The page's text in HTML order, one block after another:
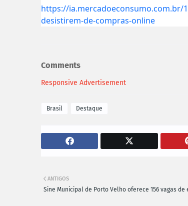
https://ia.mercadoeconsumo.com.br/
desistirem-de-compras-online
Comments
Responsive Advertisement
Brasil Destaque
ANTIGOS
Sine Municipal de Porto Velho oferece 156 vagas de